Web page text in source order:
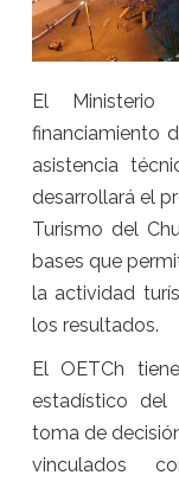
El
financiamiento
asistencia
desarrollará el
Turismo del
bases que
la actividad
los resultados.
El OETCh
estadístico del
toma de
vinculados